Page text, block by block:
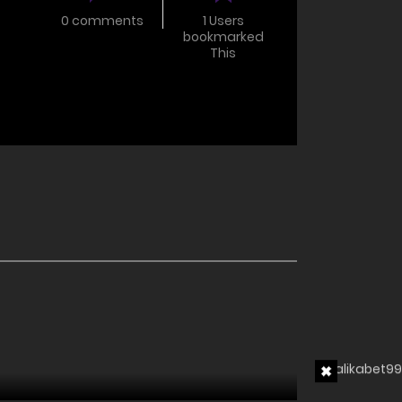
0 comments
1 Users
bookmarked
This